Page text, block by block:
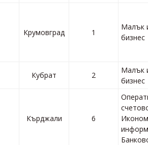
Крумовград 1
Малък
бизнес
Кубрат 2
Малък
бизнес
Кърджали 6